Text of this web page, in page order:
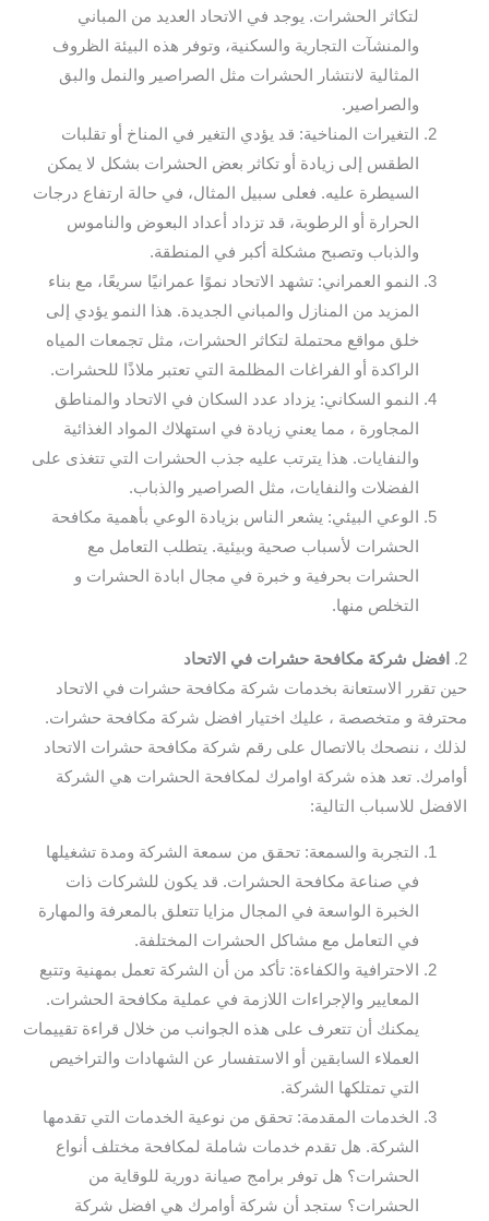
لتكاثر الحشرات. يوجد في الاتحاد العديد من المباني
والمنشآت التجارية والسكنية، وتوفر هذه البيئة الظروف
المثالية لانتشار الحشرات مثل الصراصير والنمل والبق
والصراصير.
التغيرات المناخية: قد يؤدي التغير في المناخ أو تقلبات
الطقس إلى زيادة أو تكاثر بعض الحشرات بشكل لا يمكن
السيطرة عليه. فعلى سبيل المثال، في حالة ارتفاع درجات
الحرارة أو الرطوبة، قد تزداد أعداد البعوض والناموس
والذباب وتصبح مشكلة أكبر في المنطقة.
النمو العمراني: تشهد الاتحاد نموًا عمرانيًا سريعًا، مع بناء
المزيد من المنازل والمباني الجديدة. هذا النمو يؤدي إلى
خلق مواقع محتملة لتكاثر الحشرات، مثل تجمعات المياه
الراكدة أو الفراغات المظلمة التي تعتبر ملاذًا للحشرات.
النمو السكاني: يزداد عدد السكان في الاتحاد والمناطق
المجاورة ، مما يعني زيادة في استهلاك المواد الغذائية
والنفايات. هذا يترتب عليه جذب الحشرات التي تتغذى على
الفضلات والنفايات، مثل الصراصير والذباب.
الوعي البيئي: يشعر الناس بزيادة الوعي بأهمية مكافحة
الحشرات لأسباب صحية وبيئية. يتطلب التعامل مع
الحشرات بحرفية و خبرة في مجال ابادة الحشرات و
التخلص منها.
2.
افضل شركة مكافحة حشرات في الاتحاد
حين تقرر الاستعانة بخدمات شركة مكافحة حشرات في الاتحاد
محترفة و متخصصة ، عليك اختيار افضل شركة مكافحة حشرات.
لذلك ، ننصحك بالاتصال على رقم شركة مكافحة حشرات الاتحاد
أوامرك. تعد هذه شركة اوامرك لمكافحة الحشرات هي الشركة
الافضل للاسباب التالية:
التجربة والسمعة: تحقق من سمعة الشركة ومدة تشغيلها
في صناعة مكافحة الحشرات. قد يكون للشركات ذات
الخبرة الواسعة في المجال مزايا تتعلق بالمعرفة والمهارة
في التعامل مع مشاكل الحشرات المختلفة.
الاحترافية والكفاءة: تأكد من أن الشركة تعمل بمهنية وتتبع
المعايير والإجراءات اللازمة في عملية مكافحة الحشرات.
يمكنك أن تتعرف على هذه الجوانب من خلال قراءة تقييمات
العملاء السابقين أو الاستفسار عن الشهادات والتراخيص
التي تمتلكها الشركة.
الخدمات المقدمة: تحقق من نوعية الخدمات التي تقدمها
الشركة. هل تقدم خدمات شاملة لمكافحة مختلف أنواع
الحشرات؟ هل توفر برامج صيانة دورية للوقاية من
الحشرات؟ ستجد أن شركة أوامرك هي افضل شركة